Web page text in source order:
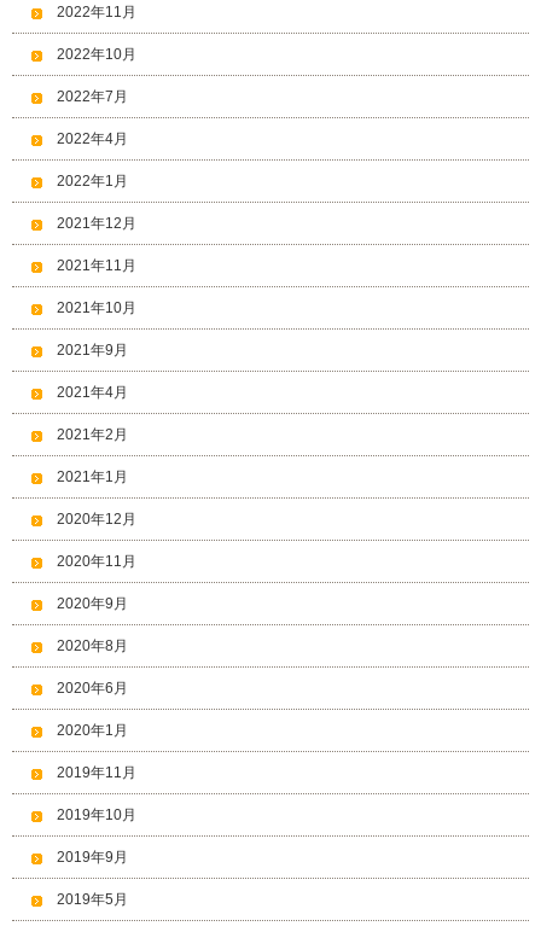
2022年11月
2022年10月
2022年7月
2022年4月
2022年1月
2021年12月
2021年11月
2021年10月
2021年9月
2021年4月
2021年2月
2021年1月
2020年12月
2020年11月
2020年9月
2020年8月
2020年6月
2020年1月
2019年11月
2019年10月
2019年9月
2019年5月